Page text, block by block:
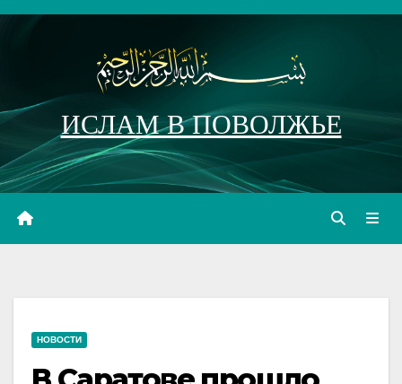
Перейти
ИСЛАМ В ПОВОЛЖЬЕ
НОВОСТИ